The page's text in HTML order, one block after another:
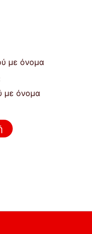
με όνομα
Αυτό
προϊόν
παραλλαγές.